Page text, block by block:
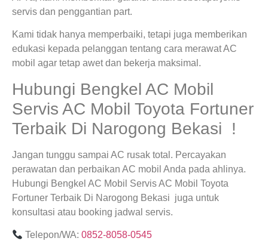
servis dan penggantian part.
Kami tidak hanya memperbaiki, tetapi juga memberikan
edukasi kepada pelanggan tentang cara merawat AC
mobil agar tetap awet dan bekerja maksimal.
Hubungi Bengkel AC Mobil
Servis AC Mobil Toyota Fortuner
Terbaik Di Narogong Bekasi !
Jangan tunggu sampai AC rusak total. Percayakan
perawatan dan perbaikan AC mobil Anda pada ahlinya.
Hubungi Bengkel AC Mobil Servis AC Mobil Toyota
Fortuner Terbaik Di Narogong Bekasi juga untuk
konsultasi atau booking jadwal servis.
Telepon/WA:0852-8058-0545